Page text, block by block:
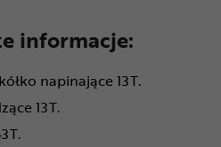
informacje:
napinające 13T.
13T.